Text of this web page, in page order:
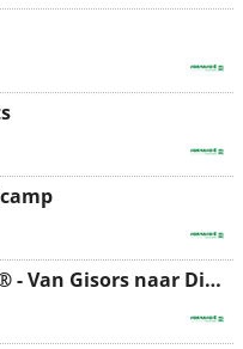
L’Avenue Verte London-Paris® - Van Gisors naar Dieppe